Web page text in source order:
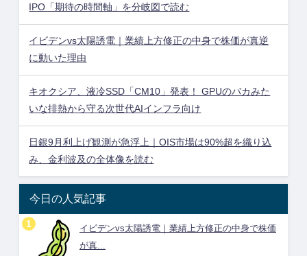
IPO「期待の時間軸」を分岐図で読む
イビデンvs太陽誘電｜業績上方修正の中身で株価が真逆
に動いた理由
キオクシア、液冷SSD「CM10」発表！ GPUのバカみた
いな排熱から守る次世代AIインフラ向け
日銀9月利上げ観測が急浮上｜OIS市場は90%超を織り込
み、金利波及の全体像を読む
今日の人気記事
イビデンvs太陽誘電｜業績上方修正の中身で株価
が真...